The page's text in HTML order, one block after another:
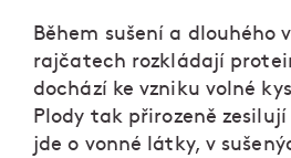
Během sušení a dlouhého
rajčatech rozkládají
dochází ke vzniku volné
Plody tak přirozeně
jde o vonné látky, v